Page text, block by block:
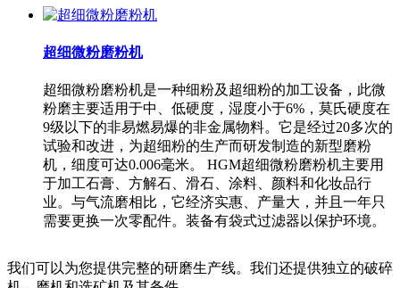
超细微粉磨粉机
超细微粉磨粉机是一种细粉及超细粉的加工设备，此微
粉磨主要适用于中、低硬度，湿度小于6%，莫氏硬度在
9级以下的非易燃易爆的非金属物料。它是经过20多次的
试验和改进，为超细粉的生产而研发制造的新型磨粉
机，细度可达0.006毫米。 HGM超细微粉磨粉机主要用
于加工石膏、方解石、滑石、涂料、颜料和化妆品行
业。与气流磨相比，它经济实惠、产量大，并且一年只
需要更换一次零配件。装备有袋式过滤器以保护环境。
我们可以为您提供完整的研磨生产线。我们还提供独立的破碎